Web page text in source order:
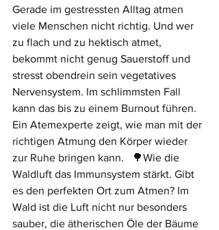
Gerade im gestressten Alltag atmen
viele Menschen nicht richtig. Und wer
zu flach und zu hektisch atmet,
bekommt nicht genug Sauerstoff und
stresst obendrein sein vegetatives
Nervensystem. Im schlimmsten Fall
kann das bis zu einem Burnout führen.
Ein Atemexperte zeigt, wie man mit der
richtigen Atmung den Körper wieder
zur Ruhe bringen kann.   🌳Wie die
Waldluft das Immunsystem stärkt. Gibt
es den perfekten Ort zum Atmen? Im
Wald ist die Luft nicht nur besonders
sauber, die ätherischen Öle der Bäume